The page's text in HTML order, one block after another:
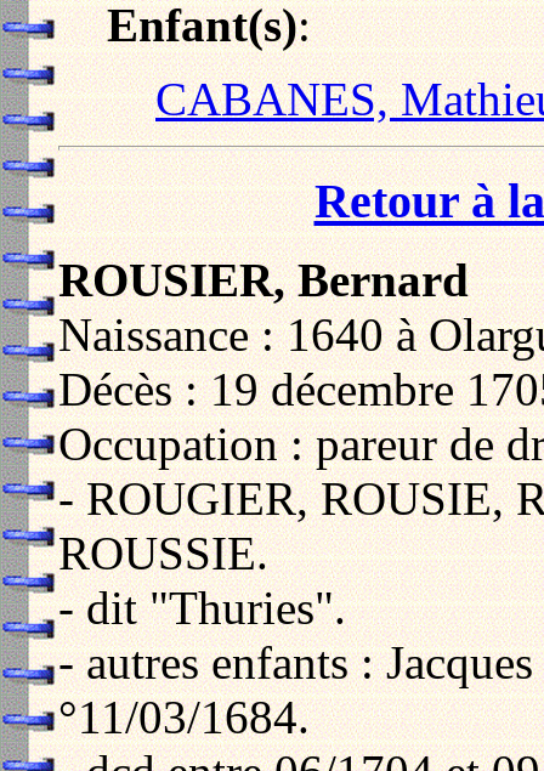
Enfant(s):
CABANES,
Retour à
ROUSIER, Bernard
Naissance : 1640 à
Décès : 19 décembre
Occupation : pareur de
- ROUGIER, ROUSIE,
ROUSSIE.
- dit "Thuries".
- autres enfants :
°11/03/1684.